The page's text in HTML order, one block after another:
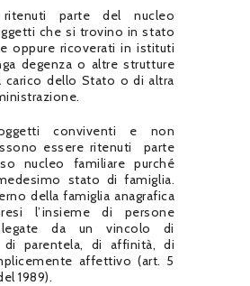
parte del nucleo
che si trovino in stato
oppure ricoverati in istituti
degenza o altre strutture
carico dello Stato o di altra
conviventi e non
essere ritenuti parte
nucleo familiare purché
stato di famiglia.
della famiglia anagrafica
l’insieme di persone
legate da un vincolo di
di parentela, di affinità, di
affettivo (art. 5
1989).